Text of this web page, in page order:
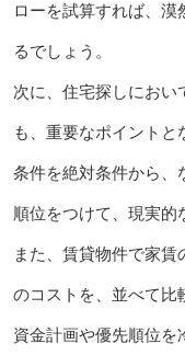
ローを試算すれば、
るでしょう。
次に、住宅探しにおい
も、重要なポイントと
条件を絶対条件から、
順位をつけて、現実的
また、賃貸物件で家
のコストを、並べて比
資金計画や優先順位を